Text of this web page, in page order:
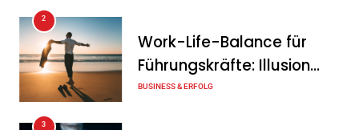
Intersolar-Trend 2026:
Warum Batteriespeicher
zum wichtigsten Baustein
der Energiewende werden
2
Work-Life-Balance für
Führungskräfte: Illusion
oder echte Chance?
BUSINESS & ERFOLG
3